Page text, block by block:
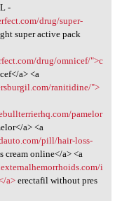
-
drug/super-
super active pack
drug/omnicef/">c
a> <a
ranitidine/">
pamelor
a> <a
pill/hair-loss-
cream online</a> <a
i
a>erectafil without pres